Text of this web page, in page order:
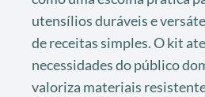
utensílios duráveis e
de receitas simples. O kit
necessidades do público
valoriza materiais